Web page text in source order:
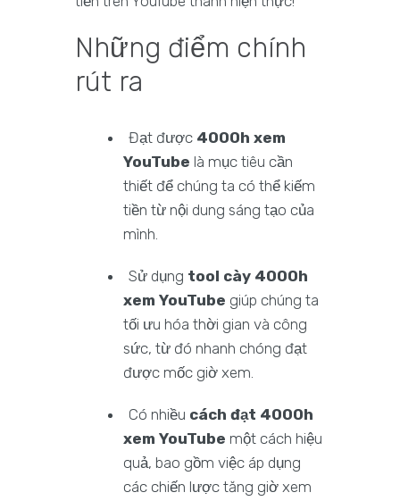
Những điểm chính
rút ra
Đạt được 4000h xem
YouTube là mục tiêu cần
thiết để chúng ta có thể kiếm
tiền từ nội dung sáng tạo của
mình.
Sử dụng tool cày 4000h
xem YouTube giúp chúng ta
tối ưu hóa thời gian và công
sức, từ đó nhanh chóng đạt
được mốc giờ xem.
Có nhiều cách đạt 4000h
xem YouTube một cách hiệu
quả, bao gồm việc áp dụng
các chiến lược tăng giờ xem